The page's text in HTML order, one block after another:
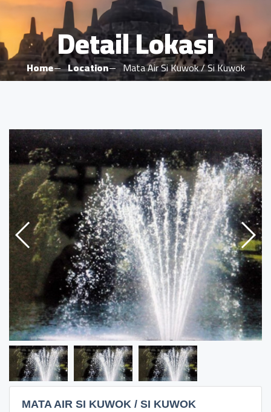
Detail Lokasi
Home Location Mata Air Si Kuwok / Si Kuwok
MATA AIR SI KUWOK / SI KUWOK